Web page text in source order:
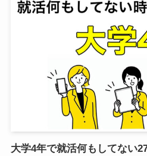
大学4年で就活何もしてない